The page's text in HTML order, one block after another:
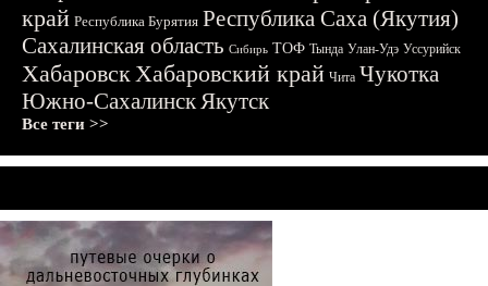
край Республика Бурятия Республика Саха (Якутия)
Сахалинская область Сибирь ТОФ Тында Улан-Удэ Уссурийск
ХабаровскХабаровский край Чита Чукотка
Южно-СахалинскЯкутск
Все теги >>